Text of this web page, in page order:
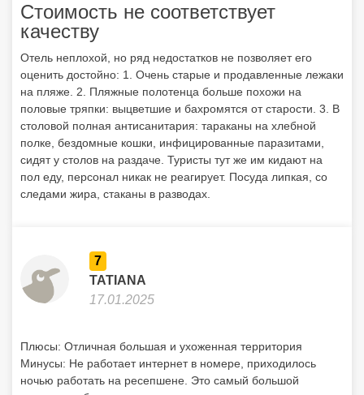
Стоимость не соответствует
качеству
Отель неплохой, но ряд недостатков не позволяет его
оценить достойно: 1. Очень старые и продавленные лежаки
на пляже. 2. Пляжные полотенца больше похожи на
половые тряпки: выцветшие и бахромятся от старости. 3. В
столовой полная антисанитария: тараканы на хлебной
полке, бездомные кошки, инфицированные паразитами,
сидят у столов на раздаче. Туристы тут же им кидают на
пол еду, персонал никак не реагирует. Посуда липкая, со
следами жира, стаканы в разводах.
7
TATIANA
17.01.2025
Плюсы: Отличная большая и ухоженная территория
Минусы: Не работает интернет в номере, приходилось
ночью работать на ресепшене. Это самый большой